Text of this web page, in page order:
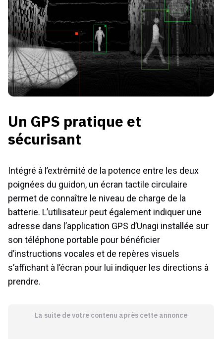
Un GPS pratique et
sécurisant
Intégré à l’extrémité de la potence entre les deux
poignées du guidon, un écran tactile circulaire
permet de connaître le niveau de charge de la
batterie. L’utilisateur peut également indiquer une
adresse dans l’application GPS d’Unagi installée sur
son téléphone portable pour bénéficier
d’instructions vocales et de repères visuels
s’affichant à l’écran pour lui indiquer les directions à
prendre.
La suite de votre contenu après cette annonce